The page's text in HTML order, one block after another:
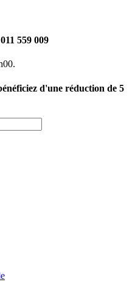
559 009
d'une réduction de 5